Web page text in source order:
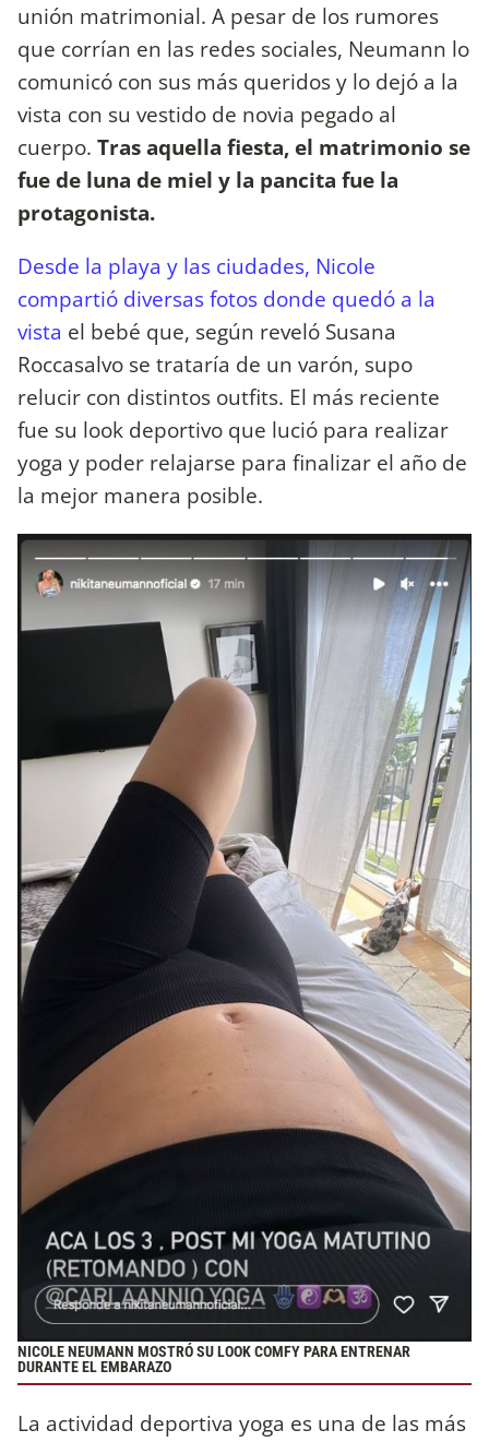
unión matrimonial. A pesar de los rumores
que corrían en las redes sociales, Neumann lo
comunicó con sus más queridos y lo dejó a la
vista con su vestido de novia pegado al
cuerpo. Tras aquella fiesta, el matrimonio se
fue de luna de miel y la pancita fue la
protagonista.
Desde la playa y las ciudades, Nicole
compartió diversas fotos donde quedó a la
vista el bebé que, según reveló Susana
Roccasalvo se trataría de un varón, supo
relucir con distintos outfits. El más reciente
fue su look deportivo que lució para realizar
yoga y poder relajarse para finalizar el año de
la mejor manera posible.
NICOLE NEUMANN MOSTRÓ SU LOOK COMFY PARA ENTRENAR
DURANTE EL EMBARAZO
La actividad deportiva yoga es una de las más